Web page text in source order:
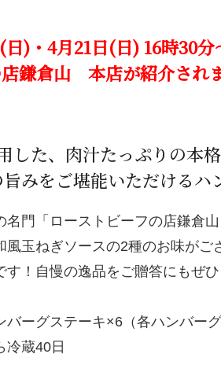
)・4月21日(日) 16時30
店鎌倉山 本店が紹介され
した、肉汁たっぷりの本格
みをご堪能いただけるハ
門「ローストビーフの店鎌倉
風玉ねぎソースの2種のお味がご
！自慢の逸品をご贈答にもぜひ
ーグステーキ×6（各ハンバー
冷蔵40日